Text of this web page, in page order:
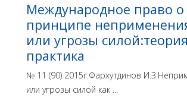
Международное право о
принципе
или угрозы
практика
№ 11 (90) 2015г.Фархутдинов
или угрозы силой как ...